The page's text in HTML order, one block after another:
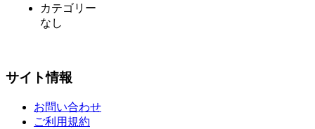
カテゴリー
なし
サイト情報
お問い合わせ
ご利用規約